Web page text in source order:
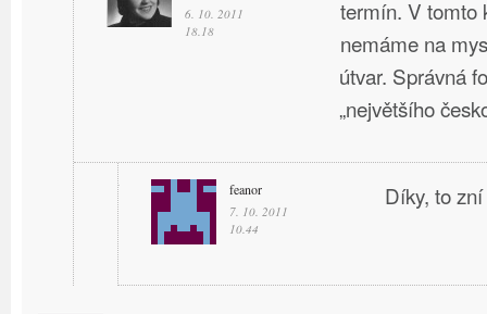
6. 10. 2011
18.18
termín. V tomto
nemáme na
útvar. Správná
„největšího
feanor
7. 10. 2011
10.44
Díky, to